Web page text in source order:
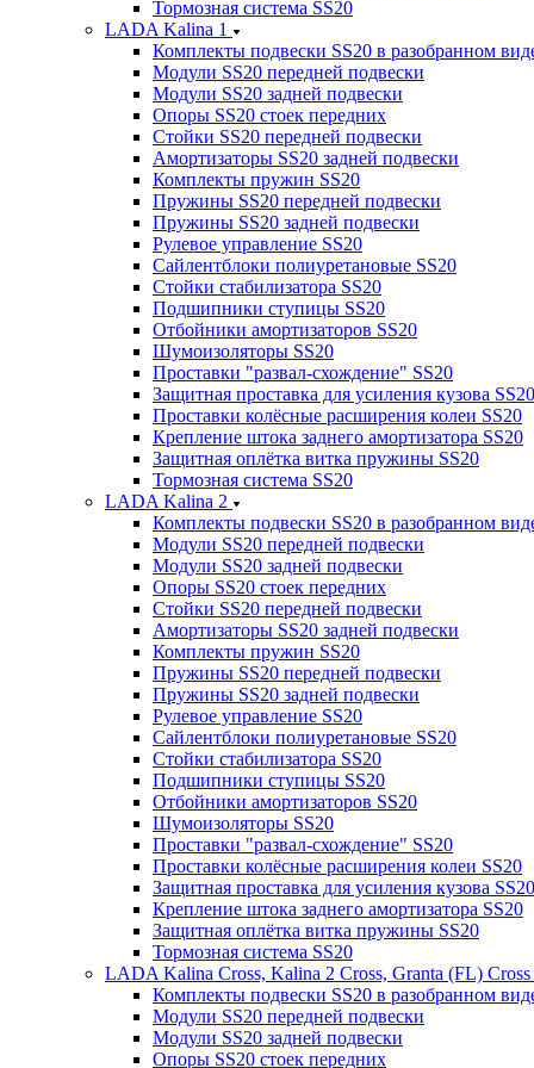
Тормозная система SS20
LADA Kalina 1
Комплекты подвески SS20 в разобранном
Модули SS20 передней подвески
Модули SS20 задней подвески
Опоры SS20 стоек передних
Стойки SS20 передней подвески
Амортизаторы SS20 задней подвески
Комплекты пружин SS20
Пружины SS20 передней подвески
Пружины SS20 задней подвески
Рулевое управление SS20
Сайлентблоки полиуретановые SS20
Стойки стабилизатора SS20
Подшипники ступицы SS20
Отбойники амортизаторов SS20
Шумоизоляторы SS20
Проставки "развал-схождение" SS20
Защитная проставка для усиления кузова SS20
Проставки колёсные расширения колеи SS20
Крепление штока заднего амортизатора SS20
Защитная оплётка витка пружины SS20
Тормозная система SS20
LADA Kalina 2
Комплекты подвески SS20 в разобранном
Модули SS20 передней подвески
Модули SS20 задней подвески
Опоры SS20 стоек передних
Стойки SS20 передней подвески
Амортизаторы SS20 задней подвески
Комплекты пружин SS20
Пружины SS20 передней подвески
Пружины SS20 задней подвески
Рулевое управление SS20
Сайлентблоки полиуретановые SS20
Стойки стабилизатора SS20
Подшипники ступицы SS20
Отбойники амортизаторов SS20
Шумоизоляторы SS20
Проставки "развал-схождение" SS20
Проставки колёсные расширения колеи SS20
Защитная проставка для усиления кузова SS20
Крепление штока заднего амортизатора SS20
Защитная оплётка витка пружины SS20
Тормозная система SS20
LADA Kalina Cross, Kalina 2 Cross, Granta (FL) Cross
Комплекты подвески SS20 в разобранном
Модули SS20 передней подвески
Модули SS20 задней подвески
Опоры SS20 стоек передних